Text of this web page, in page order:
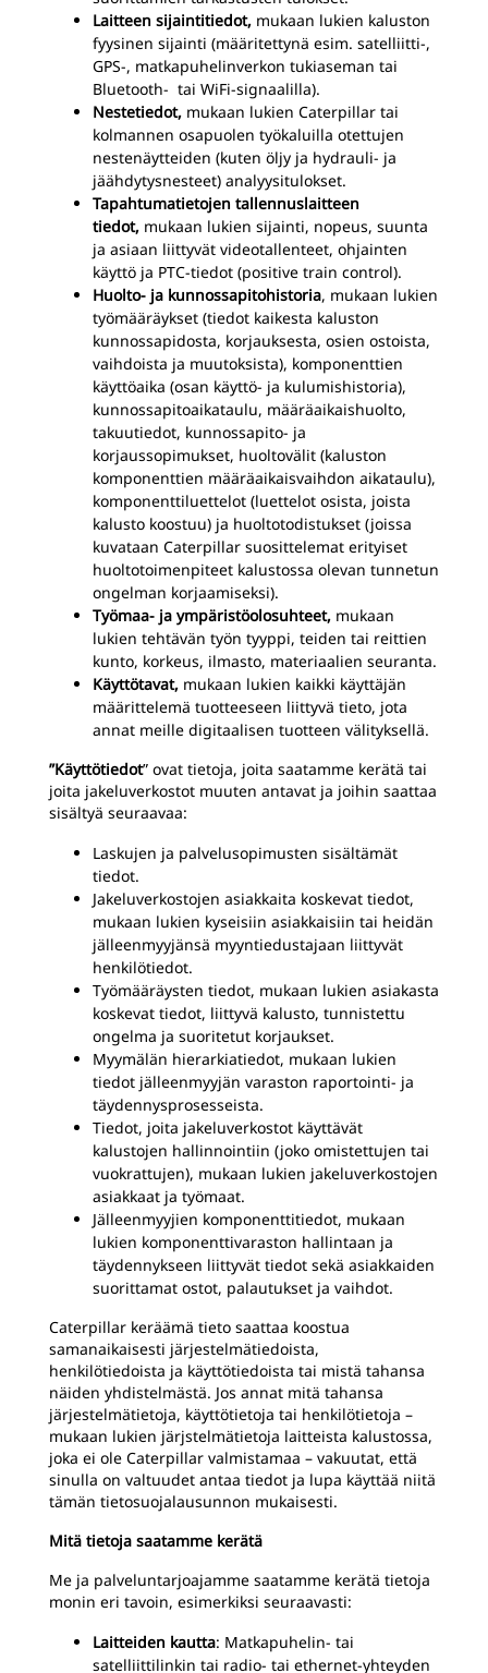
Laitteen sijaintitiedot, mukaan lukien kaluston
fyysinen sijainti (määritettynä esim. satelliitti-,
GPS-, matkapuhelinverkon tukiaseman tai
Bluetooth- tai WiFi-signaalilla).
Nestetiedot, mukaan lukien Caterpillar tai
kolmannen osapuolen työkaluilla otettujen
nestenäytteiden (kuten öljy ja hydrauli- ja
jäähdytysnesteet) analyysitulokset.
Tapahtumatietojen tallennuslaitteen
tiedot, mukaan lukien sijainti, nopeus, suunta
ja asiaan liittyvät videotallenteet, ohjainten
käyttö ja PTC-tiedot (positive train control).
Huolto- ja kunnossapitohistoria, mukaan lukien
työmääräykset (tiedot kaikesta kaluston
kunnossapidosta, korjauksesta, osien ostoista,
vaihdoista ja muutoksista), komponenttien
käyttöaika (osan käyttö- ja kulumishistoria),
kunnossapitoaikataulu, määräaikaishuolto,
takuutiedot, kunnossapito- ja
korjaussopimukset, huoltovälit (kaluston
komponenttien määräaikaisvaihdon aikataulu),
komponenttiluettelot (luettelot osista, joista
kalusto koostuu) ja huoltotodistukset (joissa
kuvataan Caterpillar suosittelemat erityiset
huoltotoimenpiteet kalustossa olevan tunnetun
ongelman korjaamiseksi).
Työmaa- ja ympäristöolosuhteet, mukaan
lukien tehtävän työn tyyppi, teiden tai reittien
kunto, korkeus, ilmasto, materiaalien seuranta.
Käyttötavat, mukaan lukien kaikki käyttäjän
määrittelemä tuotteeseen liittyvä tieto, jota
annat meille digitaalisen tuotteen välityksellä.
”Käyttötiedot” ovat tietoja, joita saatamme kerätä tai
joita jakeluverkostot muuten antavat ja joihin saattaa
sisältyä seuraavaa:
Laskujen ja palvelusopimusten sisältämät
tiedot.
Jakeluverkostojen asiakkaita koskevat tiedot,
mukaan lukien kyseisiin asiakkaisiin tai heidän
jälleenmyyjänsä myyntiedustajaan liittyvät
henkilötiedot.
Työmääräysten tiedot, mukaan lukien asiakasta
koskevat tiedot, liittyvä kalusto, tunnistettu
ongelma ja suoritetut korjaukset.
Myymälän hierarkiatiedot, mukaan lukien
tiedot jälleenmyyjän varaston raportointi- ja
täydennysprosesseista.
Tiedot, joita jakeluverkostot käyttävät
kalustojen hallinnointiin (joko omistettujen tai
vuokrattujen), mukaan lukien jakeluverkostojen
asiakkaat ja työmaat.
Jälleenmyyjien komponenttitiedot, mukaan
lukien komponenttivaraston hallintaan ja
täydennykseen liittyvät tiedot sekä asiakkaiden
suorittamat ostot, palautukset ja vaihdot.
Caterpillar keräämä tieto saattaa koostua
samanaikaisesti järjestelmätiedoista,
henkilötiedoista ja käyttötiedoista tai mistä tahansa
näiden yhdistelmästä. Jos annat mitä tahansa
järjestelmätietoja, käyttötietoja tai henkilötietoja –
mukaan lukien järjstelmätietoja laitteista kalustossa,
joka ei ole Caterpillar valmistamaa – vakuutat, että
sinulla on valtuudet antaa tiedot ja lupa käyttää niitä
tämän tietosuojalausunnon mukaisesti.
Mitä tietoja saatamme kerätä
Me ja palveluntarjoajamme saatamme kerätä tietoja
monin eri tavoin, esimerkiksi seuraavasti:
Laitteiden kautta: Matkapuhelin- tai
satelliittilinkin tai radio- tai ethernet-yhteyden